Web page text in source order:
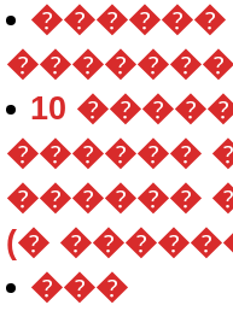
������
10
������
������
(�
���